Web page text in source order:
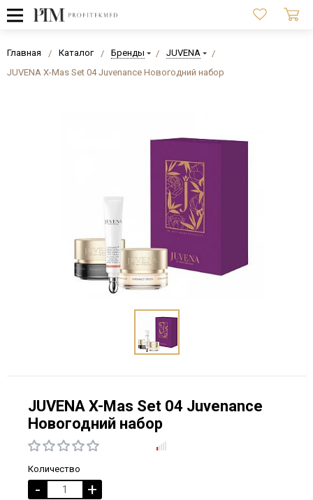
Главная Каталог Бренды
JUVENA
JUVENA X-Mas Set 04 Juvenance Новогодний набор
JUVENA X-Mas Set 04 Juvenance
Новогодний набор
Количество
- +